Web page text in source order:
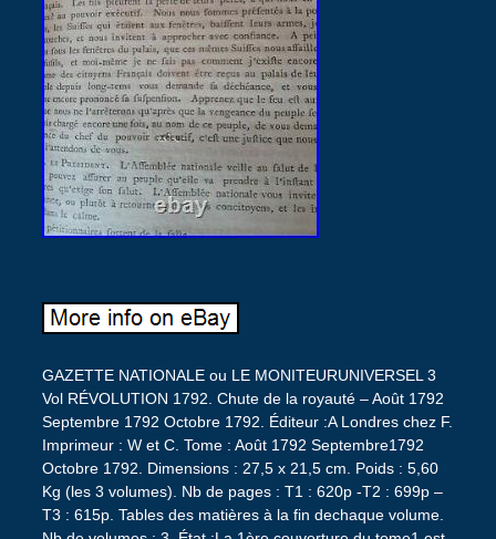
GAZETTE NATIONALE ou LE MONITEURUNIVERSEL 3
Vol RÉVOLUTION 1792. Chute de la royauté – Août 1792
Septembre 1792 Octobre 1792. Éditeur :A Londres chez F.
Imprimeur : W et C. Tome : Août 1792 Septembre1792
Octobre 1792. Dimensions : 27,5 x 21,5 cm. Poids : 5,60
Kg (les 3 volumes). Nb de pages : T1 : 620p -T2 : 699p –
T3 : 615p. Tables des matières à la fin dechaque volume.